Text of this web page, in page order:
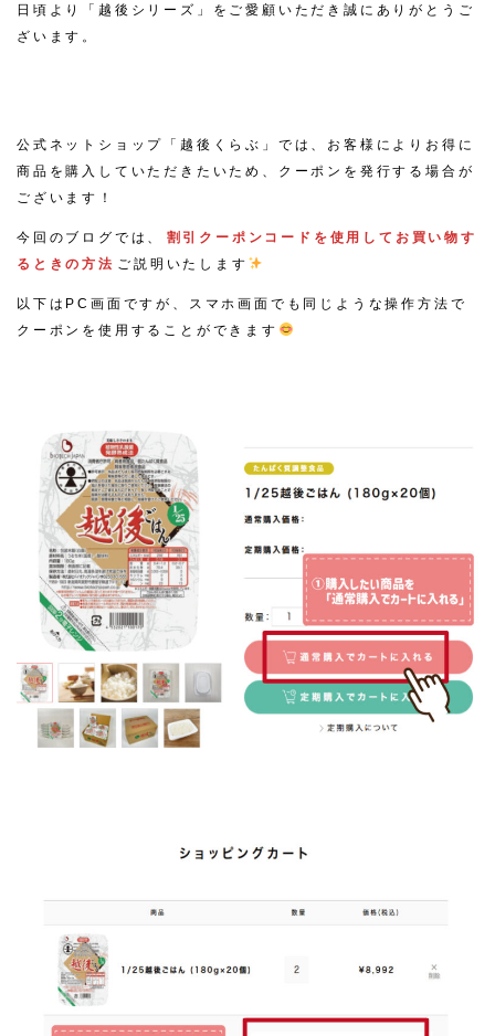
日頃より「越後シリーズ」をご愛顧いただき誠にありがとうご
ざいます。
公式ネットショップ「越後くらぶ」では、お客様によりお得に
商品を購入していただきたいため、クーポンを発行する場合が
ございます！
今回のブログでは、
割引クーポンコードを使用してお買い物す
るときの方法 ご説明いたします
以下はPC画面ですが、スマホ画面でも同じような操作方法で
クーポンを使用することができます